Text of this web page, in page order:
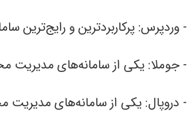
- وردپرس: پرکاربردترین و رایج‌ترین
- جوملا: یکی از سامانه‌های مدیریت
- دروپال: یکی از سامانه‌های مدیریت